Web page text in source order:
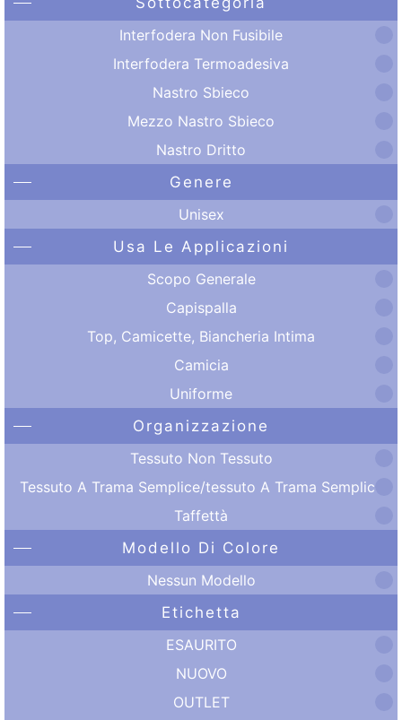
Interfodera Non Fusibile
Interfodera Termoadesiva
Nastro Sbieco
Mezzo Nastro Sbieco
Nastro Dritto
Genere
Unisex
Usa Le Applicazioni
Scopo Generale
Capispalla
Top, Camicette, Biancheria Intima
Camicia
Uniforme
Organizzazione
Tessuto Non Tessuto
Tessuto A Trama Semplice/tessuto A Trama Semplice
Taffettà
Modello Di Colore
Nessun Modello
Etichetta
ESAURITO
NUOVO
OUTLET